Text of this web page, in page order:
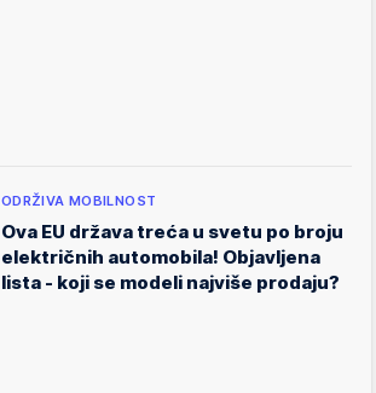
ODRŽIVA MOBILNOST
Ova EU država treća u svetu po broju
električnih automobila! Objavljena
lista - koji se modeli najviše prodaju?